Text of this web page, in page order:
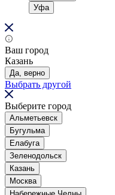
Уфа
Ваш город
Казань
Да, верно
Выбрать другой
Выберите город
Альметьевск
Бугульма
Елабуга
Зеленодольск
Казань
Москва